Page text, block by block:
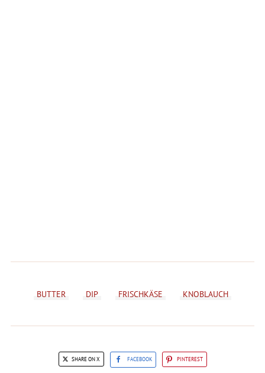
BUTTER DIP FRISCHKÄSE KNOBLAUCH
SHARE ON X FACEBOOK PINTEREST